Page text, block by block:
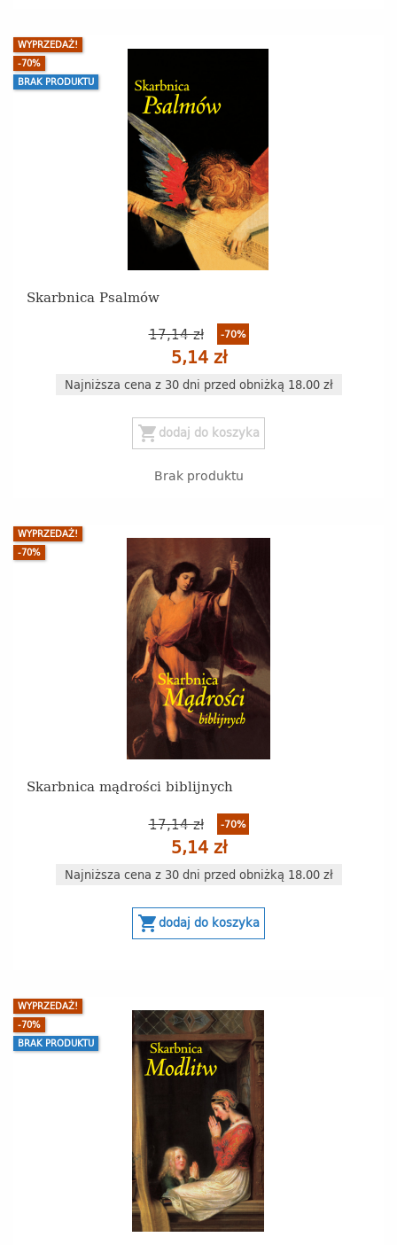
Skarbnica Psalmów
17,14 zł -70%
5,14 zł
Najniższa cena z 30 dni przed obniżką 18.00 zł
WYPRZEDAŻ!
-70%
BRAK PRODUKTU
shopping_cart dodaj do koszyka
Brak produktu
Skarbnica mądrości biblijnych
17,14 zł -70%
5,14 zł
Najniższa cena z 30 dni przed obniżką 18.00 zł
WYPRZEDAŻ!
-70%
shopping_cartdodaj do koszyka
WYPRZEDAŻ!
-70%
BRAK PRODUKTU